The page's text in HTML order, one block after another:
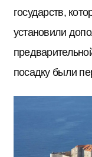
государств,
установили
посадку были